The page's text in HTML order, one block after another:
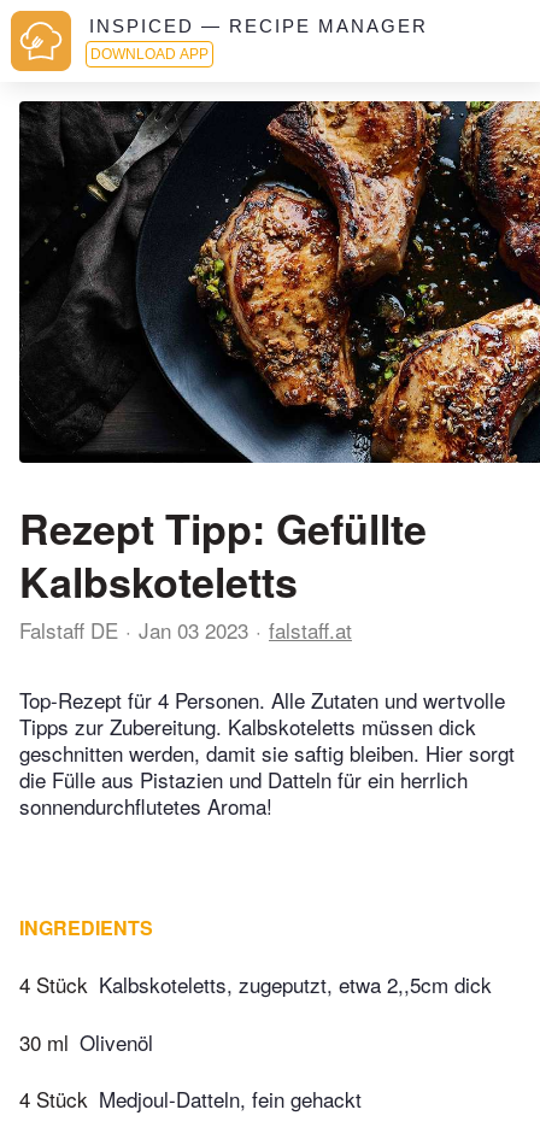
INSPICED — RECIPE MANAGER
DOWNLOAD APP
Rezept Tipp: Gefüllte
Kalbskoteletts
Falstaff DE Jan 03 2023 falstaff.at
Top-Rezept für 4 Personen. Alle Zutaten und wertvolle
Tipps zur Zubereitung. Kalbskoteletts müssen dick
geschnitten werden, damit sie saftig bleiben. Hier sorgt
die Fülle aus Pistazien und Datteln für ein herrlich
sonnendurchflutetes Aroma!
INGREDIENTS
4 Stück Kalbskoteletts, zugeputzt, etwa 2,,5cm dick
30 ml Olivenöl
4 Stück Medjoul-Datteln, fein gehackt